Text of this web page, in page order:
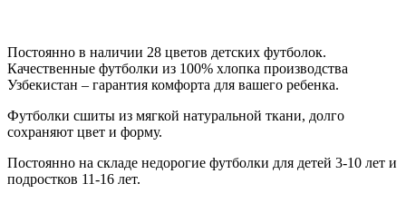
Постоянно в наличии 28 цветов детских футболок.
Качественные футболки из 100% хлопка производства
Узбекистан – гарантия комфорта для вашего ребенка.
Футболки сшиты из мягкой натуральной ткани, долго
сохраняют цвет и форму.
Постоянно на складе недорогие футболки для детей 3-10 лет и
подростков 11-16 лет.